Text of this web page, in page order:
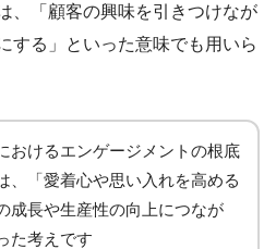
、「顧客の興味を引きつけなが
する」といった意味でも用いら
おけるエンゲージメントの根底
、「愛着心や思い入れを高める
成長や生産性の向上につなが
た考えです